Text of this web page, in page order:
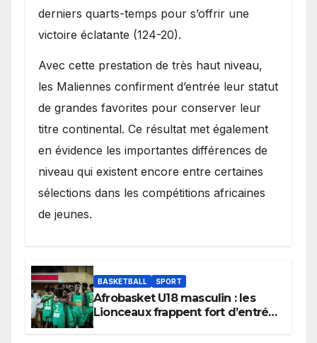
derniers quarts-temps pour s’offrir une
victoire éclatante (124-20).
Avec cette prestation de très haut niveau,
les Maliennes confirment d’entrée leur statut
de grandes favorites pour conserver leur
titre continental. Ce résultat met également
en évidence les importantes différences de
niveau qui existent encore entre certaines
sélections dans les compétitions africaines
de jeunes.
BASKETBALL SPORT
Afrobasket U18 masculin : les
Lionceaux frappent fort d’entrée